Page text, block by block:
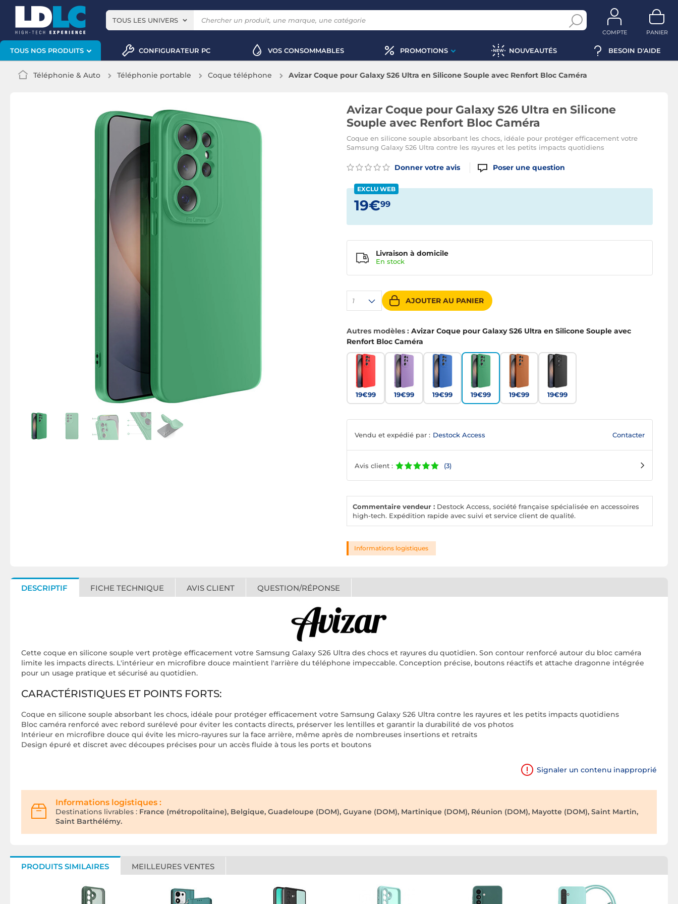
TOUS LES UNIVERS
COMPTE PANIER
TOUS NOS PRODUITS CONFIGURATEUR PC VOS CONSOMMABLES PROMOTIONS NOUVEAUTÉS BESOIN D'AIDE
Téléphonie & Auto Téléphonie portable Coque téléphone Avizar Coque pour Galaxy S26 Ultra en Silicone Souple avec Renfort Bloc Caméra
Avizar Coque pour Galaxy S26 Ultra en Silicone
Souple avec Renfort Bloc Caméra
Coque en silicone souple absorbant les chocs, idéale pour protéger efficacement votre
Samsung Galaxy S26 Ultra contre les rayures et les petits impacts quotidiens
Donner votre avis Poser une question
EXCLU WEB
19€99
1 AJOUTER AU PANIER
Livraison à domicile
En stock
Autres modèles : Avizar Coque pour Galaxy S26 Ultra en Silicone Souple avec
Renfort Bloc Caméra
19€99 19€99 19€99 19€99 19€99 19€99
Vendu et expédié par : Destock Access Contacter
Avis client : (3)
Commentaire vendeur : Destock Access, société française spécialisée en accessoires
high-tech. Expédition rapide avec suivi et service client de qualité.
Informations logistiques
DESCRIPTIF FICHE TECHNIQUE AVIS CLIENT QUESTION/RÉPONSE
Cette coque en silicone souple vert protège efficacement votre Samsung Galaxy S26 Ultra des chocs et rayures du quotidien. Son contour renforcé autour du bloc caméra
limite les impacts directs. L'intérieur en microfibre douce maintient l'arrière du téléphone impeccable. Conception précise, boutons réactifs et attache dragonne intégrée
pour un usage pratique et sécurisé au quotidien.
CARACTÉRISTIQUES ET POINTS FORTS:
Coque en silicone souple absorbant les chocs, idéale pour protéger efficacement votre Samsung Galaxy S26 Ultra contre les rayures et les petits impacts quotidiens
Bloc caméra renforcé avec rebord surélevé pour éviter les contacts directs, préserver les lentilles et garantir la durabilité de vos photos
Intérieur en microfibre douce qui évite les micro-rayures sur la face arrière, même après de nombreuses insertions et retraits
Design épuré et discret avec découpes précises pour un accès fluide à tous les ports et boutons
Signaler un contenu inapproprié
Informations logistiques :
Destinations livrables : France (métropolitaine), Belgique, Guadeloupe (DOM), Guyane (DOM), Martinique (DOM), Réunion (DOM), Mayotte (DOM), Saint Martin,
Saint Barthélémy.
PRODUITS SIMILAIRES MEILLEURES VENTES